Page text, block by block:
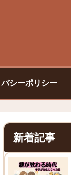
バシーポリシー
新着記事